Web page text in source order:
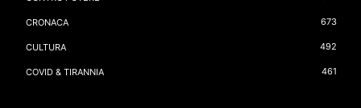
CRONACA 673
CULTURA 492
COVID & TIRANNIA 461